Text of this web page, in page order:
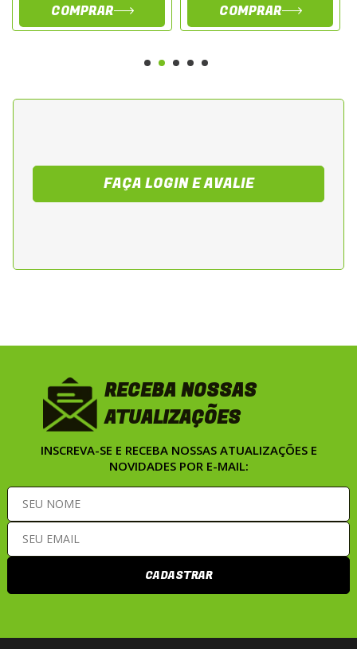
COMPRAR COMPRAR
FAÇA LOGIN E AVALIE
RECEBA NOSSAS
ATUALIZAÇÕES
INSCREVA-SE E RECEBA NOSSAS ATUALIZAÇÕES E
NOVIDADES POR E-MAIL:
CADASTRAR